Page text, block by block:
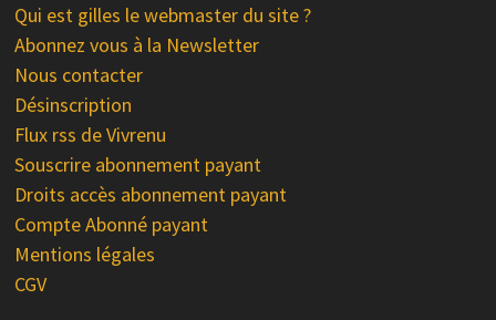
Qui est gilles le webmaster du site ?
Abonnez vous à la Newsletter
Nous contacter
Désinscription
Flux rss de Vivrenu
Souscrire abonnement payant
Droits accès abonnement payant
Compte Abonné payant
Mentions légales
CGV